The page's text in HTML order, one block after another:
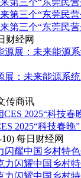
财经网
展：未来能源系
传商讯
2025“科技春晚
每日财经网
闪耀中国乡村特